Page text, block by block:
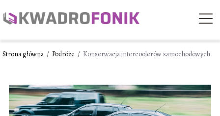
Strona główna / Podróże / Konserwacja intercoolerów samochodowych